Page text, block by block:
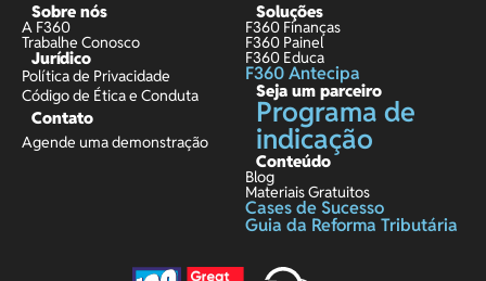
Sobre nós
A F360
Trabalhe Conosco
Jurídico
Política de Privacidade
Código de Ética e Conduta
Contato
Agende uma demonstração
Soluções
F360 Finanças
F360 Painel
F360 Educa
F360 Antecipa
Seja um parceiro
Programa de
indicação
Conteúdo
Blog
Materiais Gratuitos
Cases de Sucesso
Guia da Reforma Tributária